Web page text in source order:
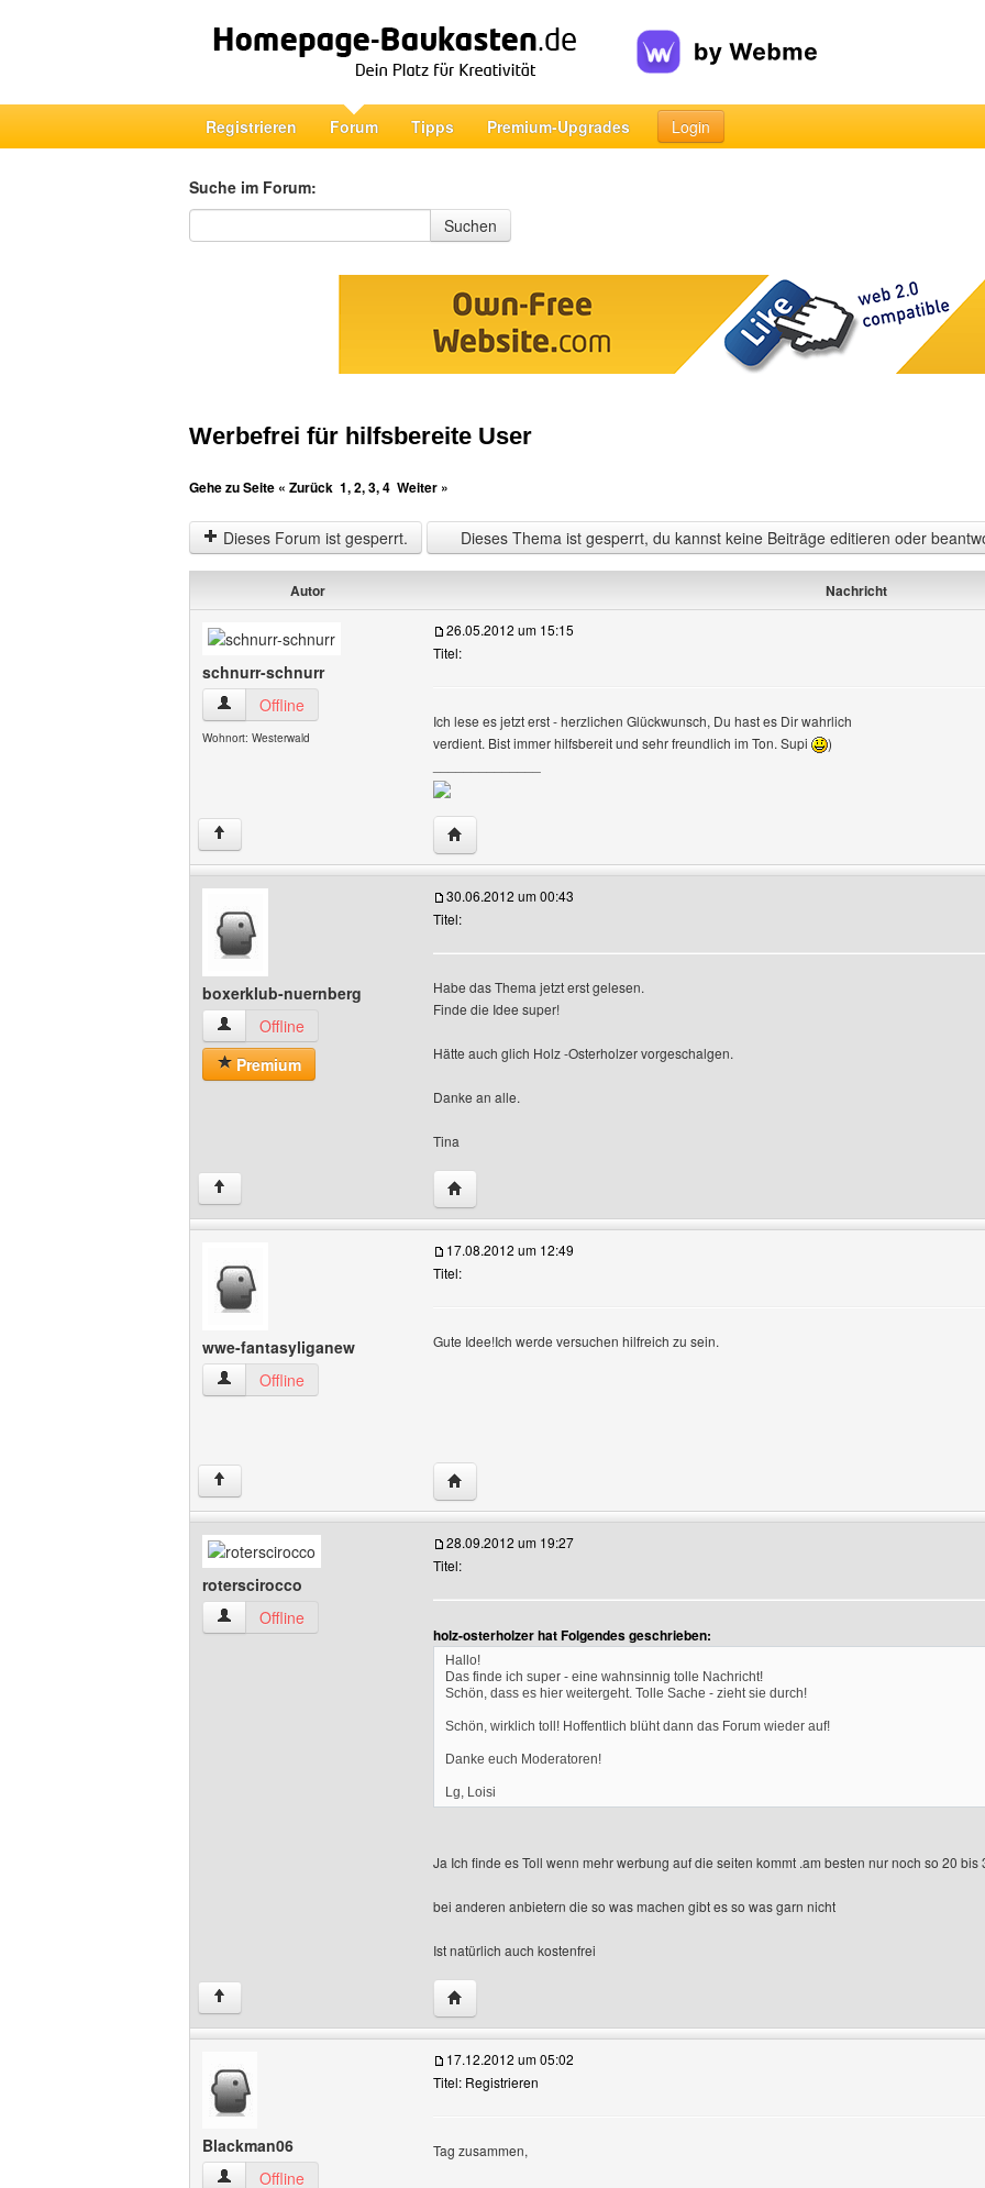
Registrieren Forum Tipps Premium-Upgrades Login
Suche im Forum:
Suche im Forum
Suchen
Werbefrei für hilfsbereite User
Gehe zu Seite « Zurück 1,2,3,4 Weiter »
Dieses Forum ist gesperrt. Dieses Thema ist gesperrt, du kannst keine Beiträge editieren oder
Autor Nachricht
schnurr-schnurr
schnurr-schnurr Benutzer-Profile anzeigen
Offline
Wohnort: Westerwald
26.05.2012 um 15:15
Titel:
Ich lese es jetzt erst - herzlichen Glückwunsch, Du hast es Dir wahrlich
verdient. Bist immer hilfsbereit und sehr freundlich im Ton. Supi
)
↑ Website dieses Benutzers besuchen: schnurr-schnurr
boxerklub-nuernberg
boxerklub-nuernberg Benutzer-Profile anzeigen
Offline
Premium
30.06.2012 um 00:43
Titel:
Habe das Thema jetzt erst gelesen.
Finde die Idee super!
Hätte auch glich Holz -Osterholzer vorgeschalgen.
Danke an alle.
Tina
↑ Website dieses Benutzers besuchen: boxerklub-nuernberg
wwe-fantasyliganew
wwe-fantasyliganew Benutzer-Profile anzeigen
Offline
17.08.2012 um 12:49
Titel:
Gute Idee!Ich werde versuchen hilfreich zu sein.
↑ Website dieses Benutzers besuchen: wwe-fantasyliganew
roterscirocco
roterscirocco Benutzer-Profile anzeigen
Offline
28.09.2012 um 19:27
Titel:
holz-osterholzer hat Folgendes geschrieben:
Hallo!
Das finde ich super - eine wahnsinnig tolle Nachricht!
Schön, dass es hier weitergeht. Tolle Sache - zieht sie durch!
Schön, wirklich toll! Hoffentlich blüht dann das Forum wieder auf!
Danke euch Moderatoren!
Lg, Loisi
Ja Ich finde es Toll wenn mehr werbung auf die seiten kommt .am besten nur noch so 20 bis
bei anderen anbietern die so was machen gibt es so was garn nicht
Ist natürlich auch kostenfrei
↑ Website dieses Benutzers besuchen: roterscirocco
Blackman06
Blackman06 Benutzer-Profile anzeigen
Offline
17.12.2012 um 05:02
Titel: Registrieren
Tag zusammen,